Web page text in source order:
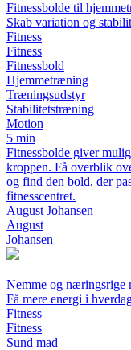
Fitnessbolde til
Skab variation og
Fitness
Fitness
Fitnessbold
Hjemmetræning
Træningsudstyr
Stabilitetstræning
Motion
5 min
Fitnessbolde giver
kroppen. Få overblik
og find den bold, der
fitnesscentret.
August Johansen
August
Johansen
Nemme og næringsrige
Få mere energi i
Fitness
Fitness
Sund mad